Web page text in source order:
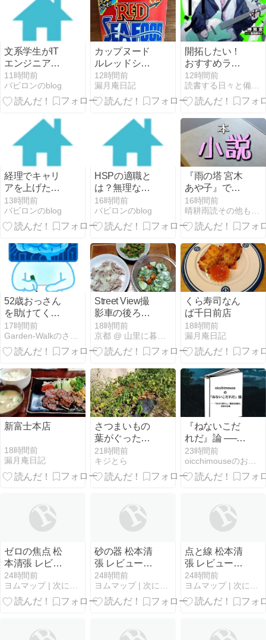
文系学生がIT
エンジニアを
目指す就活｜
何を勉強し、
どのサービス
11時間前
バビロンのblog
カップヌード
ルレッドシー
フードヌード
ル
12時間前
漏月庵日記
開拓したい！
おすすめラノ
ベ30選
12時間前
読書する日々と備忘録
経理でキャリ
アを上げたい
人へ。MS-
Japanで狙え
るポジション
13時間前
バビロンのblog
HSPの適職と
は？無理なく
自分らしく働
ける環境の選
び方とおすす
16時間前
バビロンのblog
『雨の塔 宮木
あや子』で一
体感が気にな
った｜中庸が
よくね？
16時間前
52歳おっさん
を助けてくれ
たのは…部下
ではなかっ
た…（笑）
17時間前
Street View撮
影車の後ろを
走った
18時間前
くら寿司なん
ば千日前店
18時間前
漏月庵日記
新富士本店
18時間前
漏月庵日記
さつまいもの
葉がぐったり
していたの
で、応急処置
をば……
21時間前
キジとら
『ねないこだ
れだ』論 ──
「行きて帰り
し」理論の逸
脱と受容の分
23時間前
ゼロの焦点 松
本清張 レビュ
ー｜失踪した
夫を追って北
陸へ向かう妻
ガイド【2026
24時間前
ヨムマップ | 次に読む一冊、ちゃんと地図にします。
砂の器 松本清
張 レビュー｜
「カメダ」と
いう言葉だけ
を頼りに追う
ろ完全ガイド
24時間前
ヨムマップ | 次に読む一冊、ちゃんと地図にします。
点と線 松本清
張 レビュー｜
時刻表アリバ
イに挑む社会
派推理の出発
全ガイド
24時間前
ヨムマップ | 次に読む一冊、ちゃんと地図にします。